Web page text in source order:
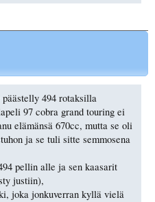
494 rotaksilla
97 cobra grand touring ei
elämänsä 670cc, mutta se oli
ja se tuli sitte semmosena
pellin alle ja sen kaasarit
justiin),
joka jonkuverran kyllä vielä